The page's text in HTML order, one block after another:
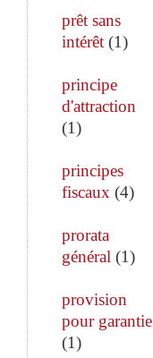
prêt sans
intérêt (1)
principe
d'attraction
(1)
principes
fiscaux (4)
prorata
général (1)
provision
pour garantie
(1)